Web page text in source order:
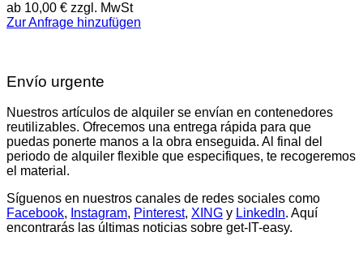
ab 10,00 € zzgl. MwSt
Zur Anfrage hinzufügen
Envío urgente
Nuestros artículos de alquiler se envían en contenedores
reutilizables. Ofrecemos una entrega rápida para que
puedas ponerte manos a la obra enseguida. Al final del
periodo de alquiler flexible que especifiques, te recogeremos
el material.
Síguenos en nuestros canales de redes sociales como
Facebook, Instagram, Pinterest, XING y LinkedIn. Aquí
encontrarás las últimas noticias sobre get-IT-easy.